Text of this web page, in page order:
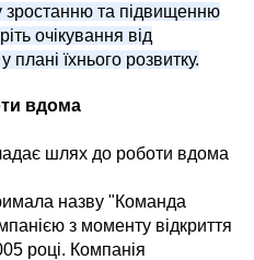
та підвищенню
очікування від
плані їхнього розвитку.
вдома
шлях до роботи вдома
назву "Команда
з моменту відкриття
році. Компанія